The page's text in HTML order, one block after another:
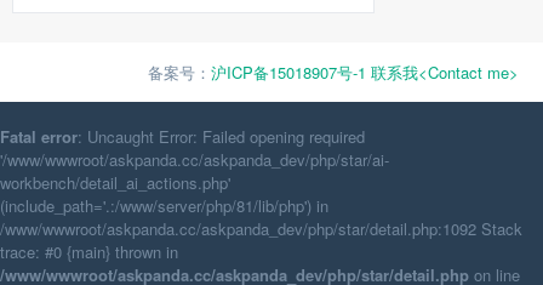
备案号： 沪ICP备15018907号-1 联系我<Contact me>
Fatal error: Uncaught Error: Failed opening required
'/www/wwwroot/askpanda.cc/askpanda_dev/php/star/ai-
workbench/detail_ai_actions.php'
(include_path='.:/www/server/php/81/lib/php') in
/www/wwwroot/askpanda.cc/askpanda_dev/php/star/detail.php:1092 Stack
trace: #0 {main} thrown in
/www/wwwroot/askpanda.cc/askpanda_dev/php/star/detail.php on line